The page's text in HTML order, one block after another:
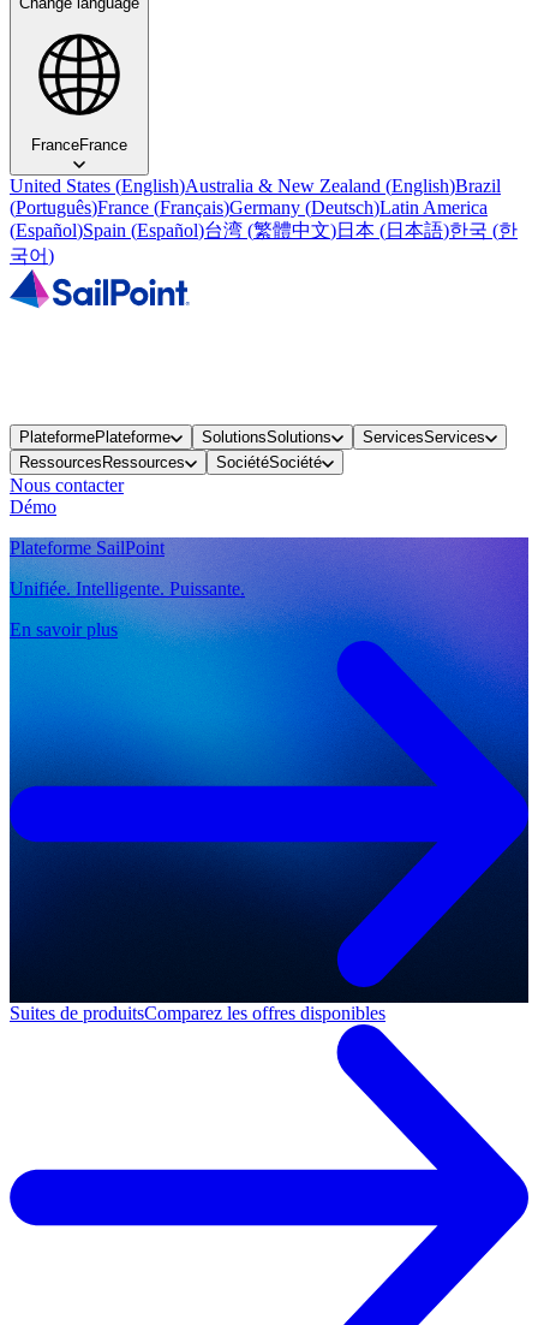
FranceFrance
United States (English)Australia & New Zealand (English)Brazil
(Português)France (Français)Germany (Deutsch)Latin America
(Español)Spain (Español)台湾 (繁體中文)日本 (日本語)한국 (한
국어)
PlateformePlateforme SolutionsSolutions ServicesServices
Ressources Ressources SociétéSociété
Nous contacter
Démo
Plateforme SailPoint
Unifiée. Intelligente. Puissante.
En savoir plus
Suites de produitsComparez les offres disponibles